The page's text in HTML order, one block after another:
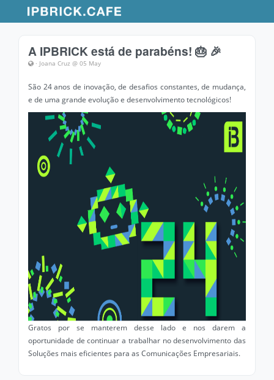
A IPBRICK está de parabéns! 🎂 🎉
· Joana Cruz @ 05 May
São 24 anos de inovação, de desafios constantes, de mudança,
e de uma grande evolução e desenvolvimento tecnológicos!
Gratos por se manterem desse lado e nos darem a
oportunidade de continuar a trabalhar no desenvolvimento das
Soluções mais eficientes para as Comunicações Empresariais.